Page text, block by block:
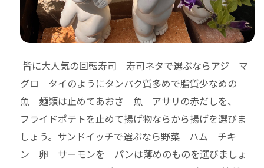
皆に大人気の回転寿司 寿司ネタで選ぶならアジ マ
グロ タイのようにタンパク質多めで脂質少なめの
魚 麺類は止めてあおさ 魚 アサリの赤だしを、
フライドポテトを止めて揚げ物ならから揚げを選びま
しょう。 サンドイッチで選ぶなら野菜 ハム チキ
ン 卵 サーモンを パンは薄めのものを選びましょ